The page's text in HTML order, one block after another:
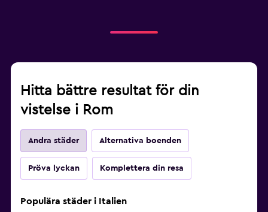
Hitta bättre resultat för din
vistelse i Rom
Andra städer Alternativa boenden
Pröva lyckan Komplettera din resa
Populära städer i Italien